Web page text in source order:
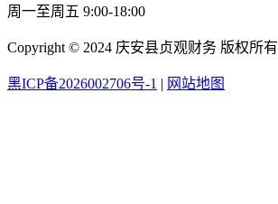
周一至周五 9:00-18:00
Copyright © 2024 庆安县贞观财务 版权所有
黑ICP备2026002706号-1 | 网站地图